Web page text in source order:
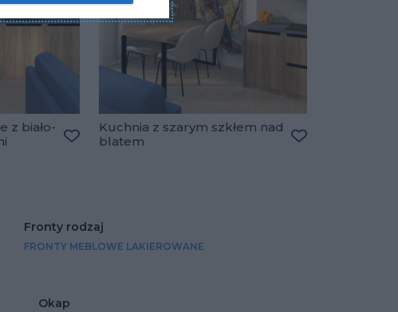
z biało-
Kuchnia z szarym szkłem nad
blatem
Fronty rodzaj
FRONTY MEBLOWE LAKIEROWANE
Okap